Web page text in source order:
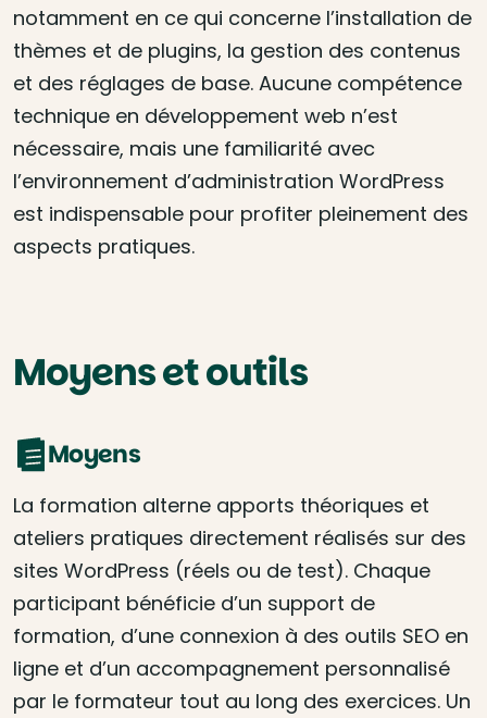
notamment en ce qui concerne l’installation de
thèmes et de plugins, la gestion des contenus
et des réglages de base. Aucune compétence
technique en développement web n’est
nécessaire, mais une familiarité avec
l’environnement d’administration WordPress
est indispensable pour profiter pleinement des
aspects pratiques.
Moyens et outils
Moyens
La formation alterne apports théoriques et
ateliers pratiques directement réalisés sur des
sites WordPress (réels ou de test). Chaque
participant bénéficie d’un support de
formation, d’une connexion à des outils SEO en
ligne et d’un accompagnement personnalisé
par le formateur tout au long des exercices. Un